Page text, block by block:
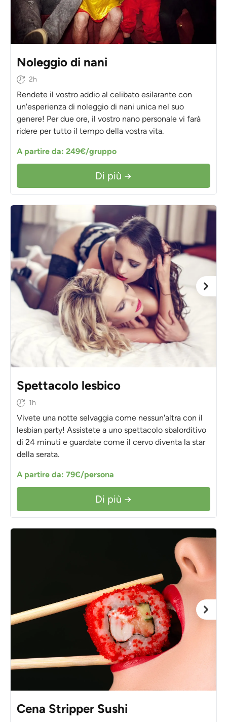
Noleggio di nani
2h
Rendete il vostro addio al celibato esilarante con
un'esperienza di noleggio di nani unica nel suo
genere! Per due ore, il vostro nano personale vi farà
ridere per tutto il tempo della vostra vita.
A partire da: 249€/gruppo
Di più →
Spettacolo lesbico
1h
Vivete una notte selvaggia come nessun'altra con il
lesbian party! Assistete a uno spettacolo sbalorditivo
di 24 minuti e guardate come il cervo diventa la star
della serata.
A partire da: 79€/persona
Di più →
Cena Stripper Sushi